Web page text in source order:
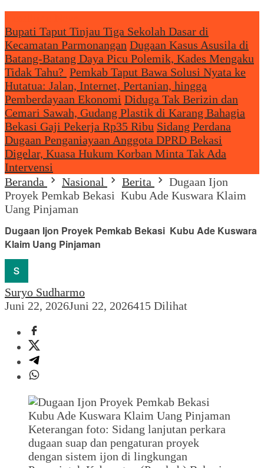
Bupati Taput Tinjau Tiga Sekolah Dasar di
Kecamatan Parmonangan Dugaan Kasus Asusila di
Batang-Batang Daya Picu Polemik, Kades Mengaku
Tidak Tahu? Pemkab Taput Bawa Solusi Nyata ke
Hutatua: Jalan, Internet, Pertanian, hingga
Pemberdayaan Ekonomi Diduga Tak Berizin dan
Cemari Sawah, Gudang Plastik di Karang Bahagia
Bekasi Gaji Pekerja Rp35 Ribu Sidang Perdana
Dugaan Penganiayaan Anggota DPRD Bekasi
Digelar, Kuasa Hukum Korban Minta Tak Ada
Intervensi
Beranda
Nasional Berita
Dugaan Ijon
Proyek Pemkab Bekasi Kubu Ade Kuswara Klaim
Uang Pinjaman
Dugaan Ijon Proyek Pemkab Bekasi Kubu Ade Kuswara
Klaim Uang Pinjaman
Suryo Sudharmo
Juni 22, 2026Juni 22, 2026415 Dilihat
Keterangan foto: Sidang lanjutan perkara
dugaan suap dan pengaturan proyek
dengan sistem ijon di lingkungan